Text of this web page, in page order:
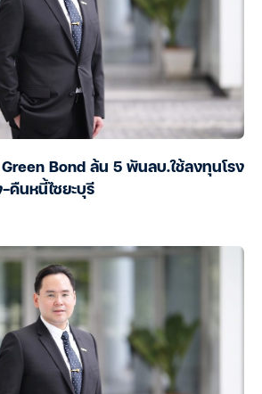
Bond ล้น 5 พันลบ.ใช้ลงทุนโรง
คืนหนี้ไซยะบุรี